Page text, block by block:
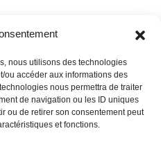
nous utilisons des technologies
ou accéder aux informations des
nous permettra de traiter
de navigation ou les ID uniques
ou de retirer son consentement peut
et fonctions.